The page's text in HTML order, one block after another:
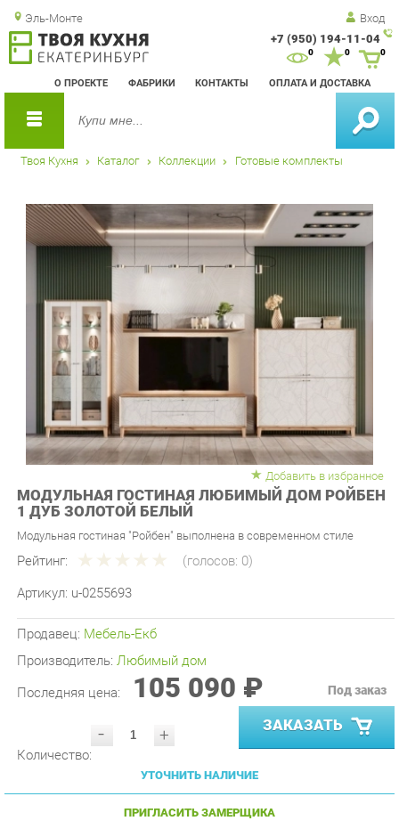
Эль-Монте Вход
+7 (950) 194-11-04
О ПРОЕКТЕ ФАБРИКИ КОНТАКТЫ ОПЛАТА И ДОСТАВКА
0 0
Твоя Кухня Каталог Коллекции Готовые комплекты
Добавить в избранное
МОДУЛЬНАЯ ГОСТИНАЯ ЛЮБИМЫЙ ДОМ РОЙБЕН
1 ДУБ ЗОЛОТОЙ БЕЛЫЙ
Модульная гостиная "Ройбен" выполнена в современном стиле
Рейтинг: (голосов:0 )
Артикул: u-0255693
Производитель:Любимый дом
Последняя цена: 105 090 ₽
- ЗАКАЗАТЬ
УТОЧНИТЬ НАЛИЧИЕ
ПРИГЛАСИТЬ ЗАМЕРЩИКА
ГАРАНТИЯ ЛУЧШЕЙ ЦЕНЫ